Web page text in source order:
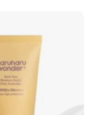
Rice
Moisture
Airyfit
Daily
Sunscreen